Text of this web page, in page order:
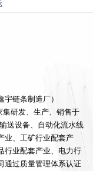
链条制造厂）
研发、生产、销售于
送设备、自动化流水线
业、工矿行业配套产
行业配套产业、电力行
通过质量管理体系认证